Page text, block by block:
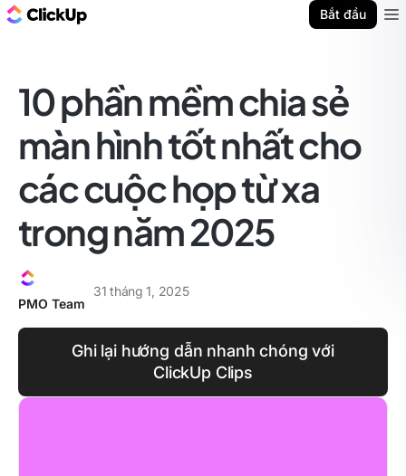
Bắt đầu
10 phần mềm chia sẻ
màn hình tốt nhất cho
các cuộc họp từ xa
trong năm 2025
PMO Team
31 tháng 1, 2025
Ghi lại hướng dẫn nhanh chóng với
ClickUp Clips